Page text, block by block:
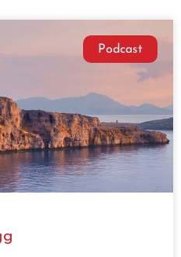
Podcast